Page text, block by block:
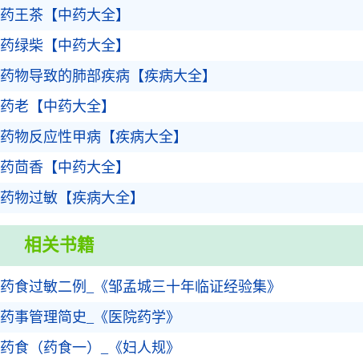
药王茶【中药大全】
药绿柴【中药大全】
药物导致的肺部疾病【疾病大全】
药老【中药大全】
药物反应性甲病【疾病大全】
药茴香【中药大全】
药物过敏【疾病大全】
相关书籍
药食过敏二例_《邹孟城三十年临证经验集》
药事管理简史_《医院药学》
药食（药食一）_《妇人规》